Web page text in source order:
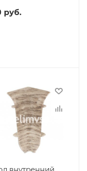
руб.